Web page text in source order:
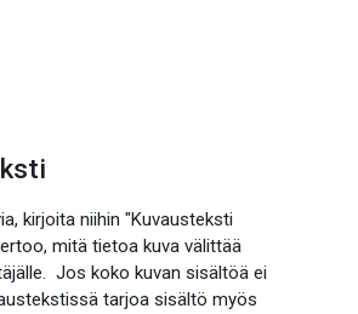
kirjoita niihin "Kuvausteksti
mitä tietoa kuva välittää
Jos koko kuvan sisältöä ei
tarjoa sisältö myös